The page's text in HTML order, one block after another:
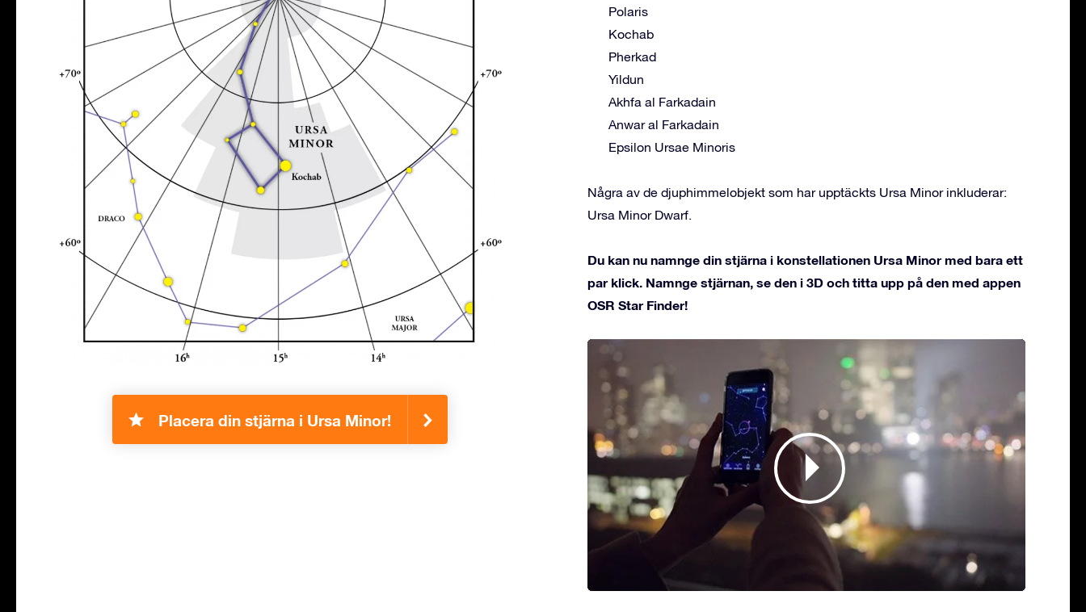
Placera din stjärna i Ursa Minor!
Polaris
Kochab
Pherkad
Yildun
Akhfa al Farkadain
Anwar al Farkadain
Epsilon Ursae Minoris
Några av de djuphimmelobjekt som har upptäckts Ursa Minor inkluderar:
Ursa Minor Dwarf.
Du kan nu namnge din stjärna i konstellationen Ursa Minor med bara ett
par klick. Namnge stjärnan, se den i 3D och titta upp på den med appen
OSR Star Finder!